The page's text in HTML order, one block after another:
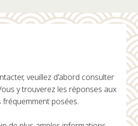
veuillez d'abord consulter
y trouverez les réponses aux
fréquemment posées.